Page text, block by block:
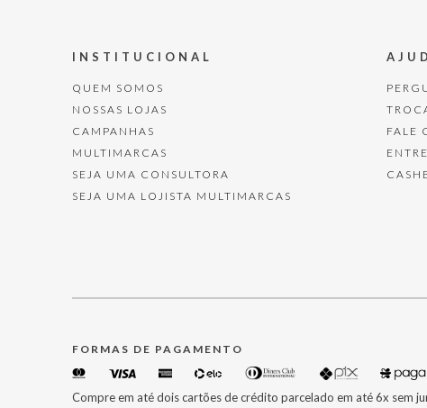
INSTITUCIONAL
QUEM SOMOS
NOSSAS LOJAS
CAMPANHAS
MULTIMARCAS
SEJA UMA CONSULTORA
SEJA UMA LOJISTA MULTIMARCAS
FALE
FORMAS DE PAGAMENTO
Compre em até dois cartões de crédito parcelado em até 6x sem